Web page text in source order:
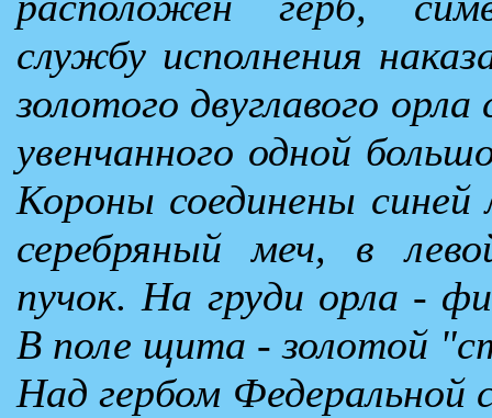
службу исполнения
золотого двуглавого
увенчанного одной
Короны соединены
серебряный меч, в
пучок. На груди орла -
В поле щита - золотой
Над гербом Федеральной